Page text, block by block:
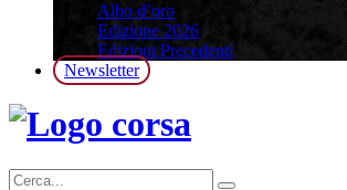
Albo d’oro
Edizione 2026
Edizioni Precedenti
Newsletter